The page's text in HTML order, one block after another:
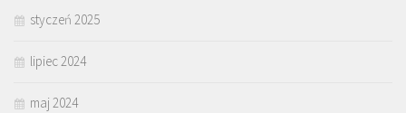
styczeń 2025
lipiec 2024
maj 2024